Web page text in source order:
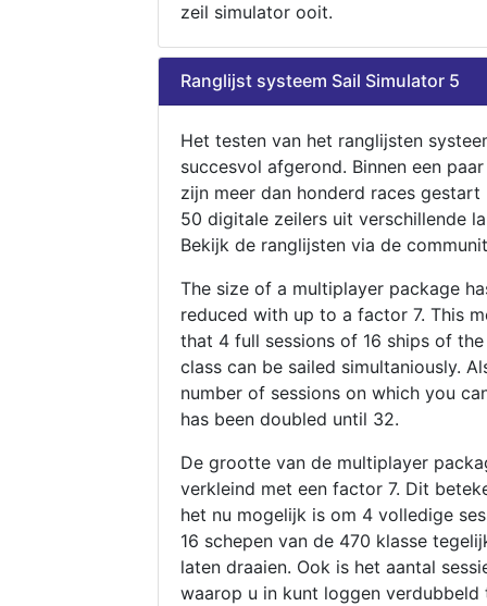
zeil simulator ooit.
Ranglijst systeem Sail Simulator 5
Het testen van het ranglijsten
succesvol afgerond. Binnen een
zijn meer dan honderd races gestart
50 digitale zeilers uit verschillende
Bekijk de ranglijsten via de
The size of a multiplayer package
reduced with up to a factor 7. This
that 4 full sessions of 16 ships of
class can be sailed simultaniously.
number of sessions on which you
has been doubled until 32.
De grootte van de multiplayer
verkleind met een factor 7. Dit
het nu mogelijk is om 4 volledige
16 schepen van de 470 klasse
laten draaien. Ook is het aantal
waarop u in kunt loggen verdubbeld